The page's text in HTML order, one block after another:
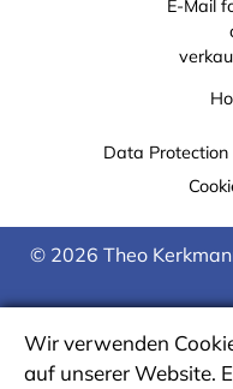
E-Mail
Data Protection
© 2026 Theo
Wir verwenden
auf unserer Website.